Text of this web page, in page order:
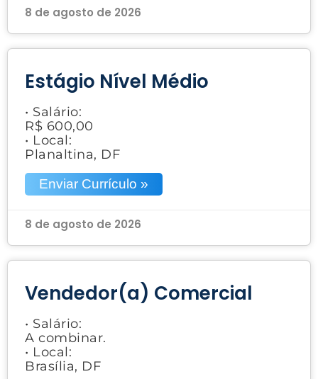
8 de agosto de 2026
Estágio Nível Médio
• Salário:
R$ 600,00
• Local:
Planaltina, DF
Enviar Currículo »
8 de agosto de 2026
Vendedor(a) Comercial
• Salário:
A combinar.
• Local:
Brasília, DF